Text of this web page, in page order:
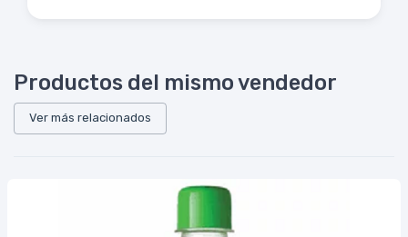
Productos del mismo vendedor
Ver más relacionados